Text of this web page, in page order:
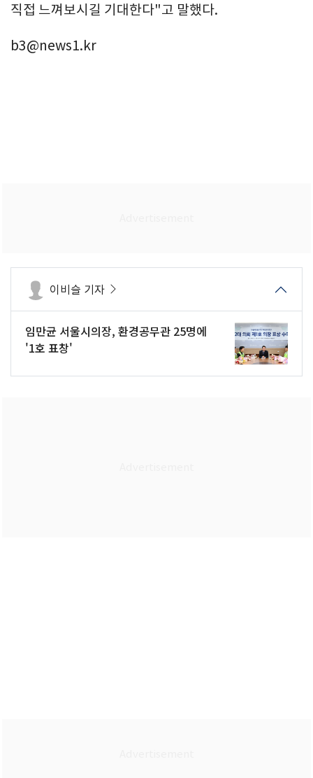
직접 느껴보시길 기대한다"고 말했다.
b3@news1.kr
이비슬 기자
임만균 서울시의장, 환경공무관 25명에
'1호 표창'